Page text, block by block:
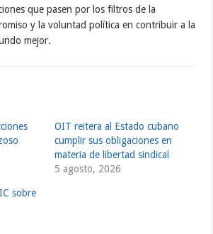
que pasen por los filtros de la
y la voluntad política en contribuir a la
mejor.
OIT reitera al Estado cubano
cumplir sus obligaciones en
materia de libertad sindical
5 agosto, 2026
sobre